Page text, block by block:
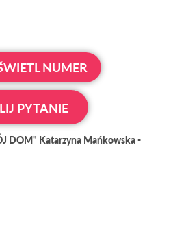
NUMER
PYTANIE
DOM" Katarzyna Mańkowska -